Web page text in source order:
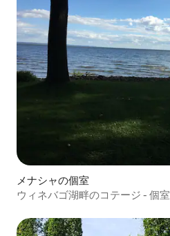
メナシャの個室
ウィネバゴ湖畔のコテージ - 個室